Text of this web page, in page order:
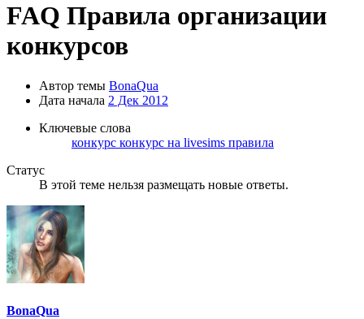
FAQ Правила организации
конкурсов
Автор темы BonaQua
Дата начала 2 Дек 2012
Ключевые слова
конкурс конкурс на livesims правила
Статус
В этой теме нельзя размещать новые ответы.
BonaQua